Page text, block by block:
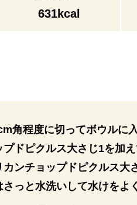
631kcal
角程度に切ってボウルに
プドピクルス大さじ1を加
ンチョップドピクルス大
っと水洗いして水けをよ